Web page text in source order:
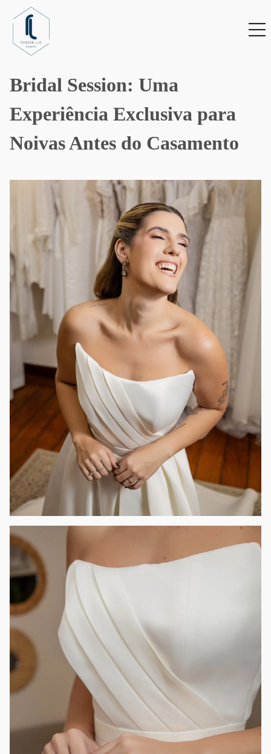
Bridal Session: Uma
Experiência Exclusiva para
Noivas Antes do Casamento